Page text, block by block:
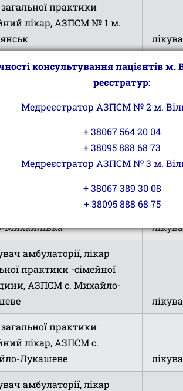
практики
лікар, АЗПСМ № 1 м.
практики
лікар, АЗПСМ № 3 м.
практики -сімейної
АЗПСМ с. Петро-
загальної практики
медицини, АЗПСМ с.
Михайлівка
амбулаторії, лікар
практики -сімейної
АЗПСМ с. Михайло-
практики
лікар, АЗПСМ с.
Лукашеве
амбулаторії, лікар
консультування пацієнтів м.
реєстратур:
Медреєстратор АЗПСМ № 2 м.
+ 38067 564 20 04
+ 38095 888 68 73
Медреєстратор АЗПСМ № 3 м.
+ 38067 389 30 08
+ 38095 888 68 75